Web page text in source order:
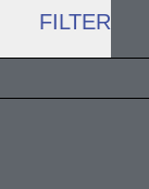
FILTER